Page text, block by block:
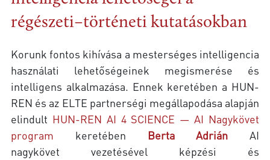
régészeti–történeti kutatásokban
Korunk fontos kihívása a mesterséges intelligencia
használati lehetőségeinek megismerése és
intelligens alkalmazása. Ennek keretében a HUN-
REN és az ELTE partnerségi megállapodása alapján
elindult HUN-REN AI 4 SCIENCE — AI Nagykövet
program keretében Berta Adrián AI
nagykövet vezetésével képzési és